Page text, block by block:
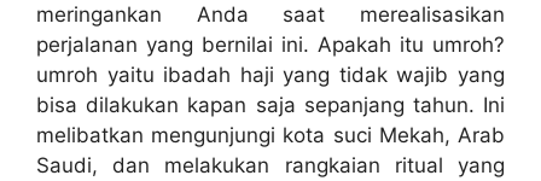
meringankan Anda saat merealisasikan
perjalanan yang bernilai ini. Apakah itu umroh?
umroh yaitu ibadah haji yang tidak wajib yang
bisa dilakukan kapan saja sepanjang tahun. Ini
melibatkan mengunjungi kota suci Mekah, Arab
Saudi, dan melakukan rangkaian ritual yang